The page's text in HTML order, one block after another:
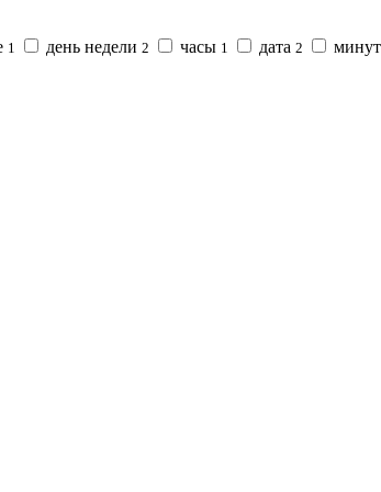
1 день недели 2 часы 1 дата 2